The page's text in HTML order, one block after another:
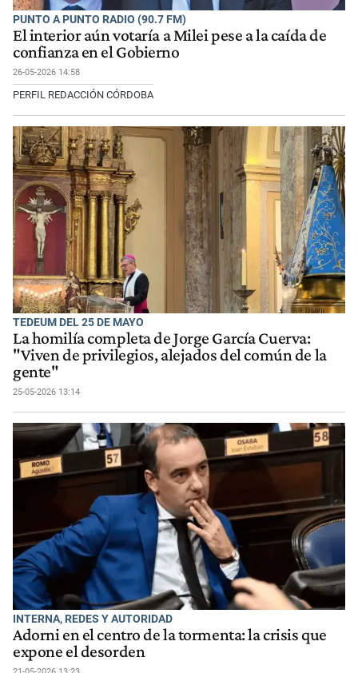
PUNTO A PUNTO RADIO (90.7 FM)
El interior aún votaría a Milei pese a la caída de
confianza en el Gobierno
26-05-2026 14:58
PERFIL REDACCIÓN CÓRDOBA
TEDEUM DEL 25 DE MAYO
La homilía completa de Jorge García Cuerva:
"Viven de privilegios, alejados del común de la
gente"
25-05-2026 13:14
INTERNA, REDES Y AUTORIDAD
Adorni en el centro de la tormenta: la crisis que
expone el desorden